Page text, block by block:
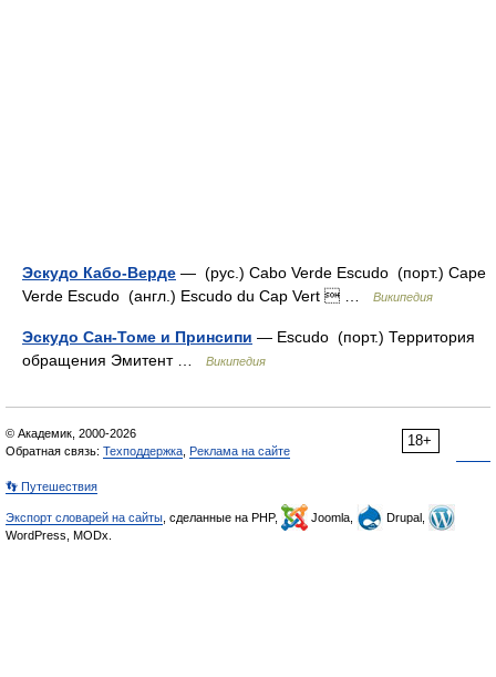
Эскудо Кабо-Верде — (рус.) Cabo Verde Escudo (порт.) Cape
Verde Escudo (англ.) Escudo du Cap Vert  …
Википедия
Эскудо Сан-Томе и Принсипи — Escudo (порт.) Территория
обращения Эмитент …
Википедия
18+
© Академик, 2000-2026
Обратная связь: Техподдержка Реклама на сайте
👣 Путешествия
Экспорт словарей на сайты , сделанные на PHP, Joomla,
Drupal,
WordPress, MODx.